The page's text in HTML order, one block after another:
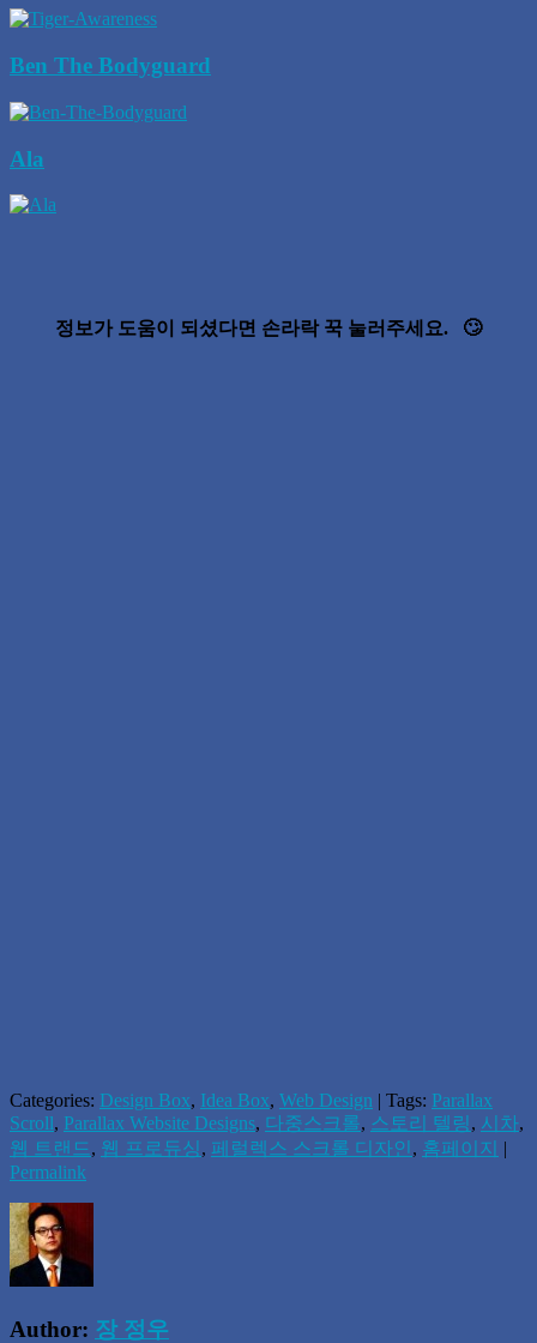
Ben The Bodyguard
Ala
정보가 도움이 되셨다면 손라락 꾹 눌러주세요. 🙄
Categories: Design Box, Idea Box, Web Design | Tags: Parallax
Scroll, Parallax Website Designs, 다중스크롤, 스토리 텔링, 시차,
웹 트랜드 , 웹 프로듀싱, 페럴렉스 스크롤 디자인 , 홈페이지
|
Permalink
Author: 장 정우